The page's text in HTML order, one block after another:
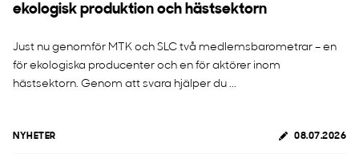
ekologisk produktion och hästsektorn
Just nu genomför MTK och SLC två medlemsbarometrar – en
för ekologiska producenter och en för aktörer inom
hästsektorn. Genom att svara hjälper du ...
NYHETER 08.07.2026